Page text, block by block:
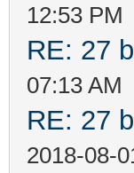
12:53 PM
RE: 27
07:13 AM
RE: 27
2018-08-